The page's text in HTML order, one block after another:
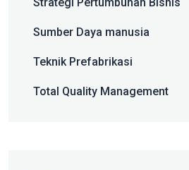
Sumber Daya manusia
Teknik Prefabrikasi
Total Quality Management